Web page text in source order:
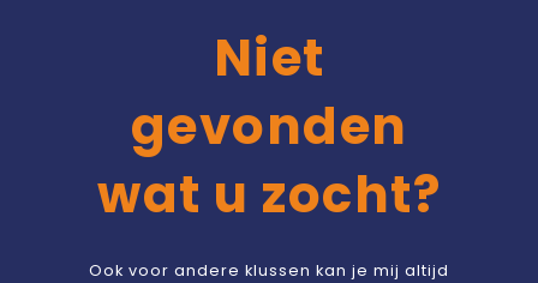
Niet
gevonden
wat u zocht?
Ook voor andere klussen kan je mij altijd